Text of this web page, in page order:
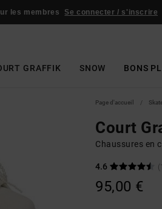
les membres Se connecter / s'inscrire
GRAFFIK SNOW BONS
Page d'accueil
Court
Chaussures en
4.6
95,00 €